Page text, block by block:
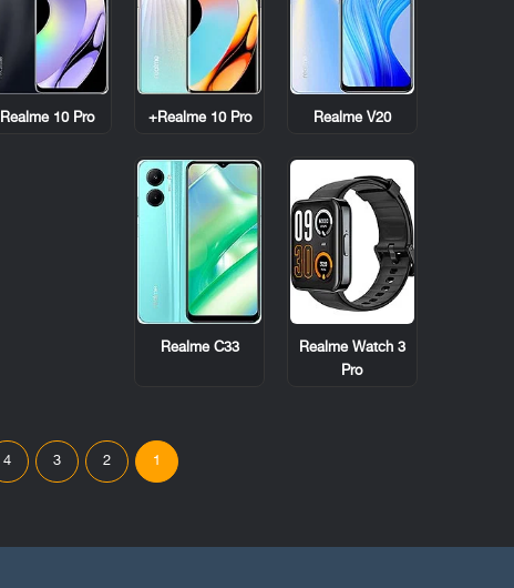
Realme V20
Realme 10 Pro+
Realme 10 Pro
Realme Watch 3
Pro
Realme C33
1
2
3
4